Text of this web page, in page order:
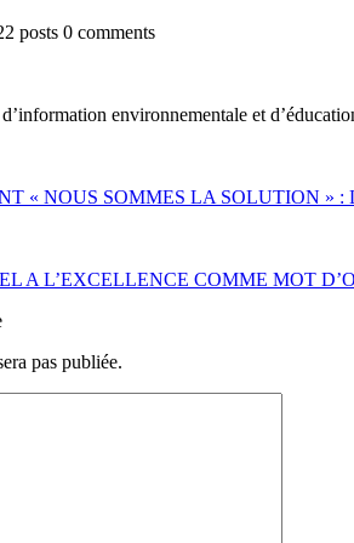
posts 0 comments
environnementale et
« NOUS SOMMES LA SOLUTION »
A L’EXCELLENCE COMME MOT
pas publiée.